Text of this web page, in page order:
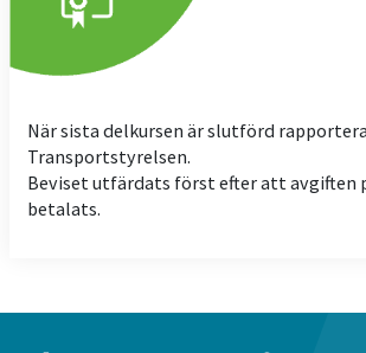
När sista delkursen är slutförd
Transportstyrelsen.
Beviset utfärdats först efter att avgiften
betalats.